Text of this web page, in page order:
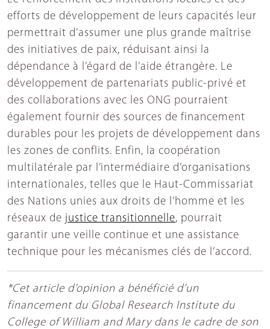
efforts de développement de leurs capacités leur
permettrait d’assumer une plus grande maîtrise
des initiatives de paix, réduisant ainsi la
dépendance à l’égard de l’aide étrangère. Le
développement de partenariats public-privé et
des collaborations avec les ONG pourraient
également fournir des sources de financement
durables pour les projets de développement dans
les zones de conflits. Enfin, la coopération
multilatérale par l’intermédiaire d’organisations
internationales, telles que le Haut-Commissariat
des Nations unies aux droits de l’homme et les
réseaux de justice transitionnelle, pourrait
garantir une veille continue et une assistance
technique pour les mécanismes clés de l’accord.
*Cet article d’opinion a bénéficié d’un
financement du Global Research Institute du
College of William and Mary dans le cadre de son